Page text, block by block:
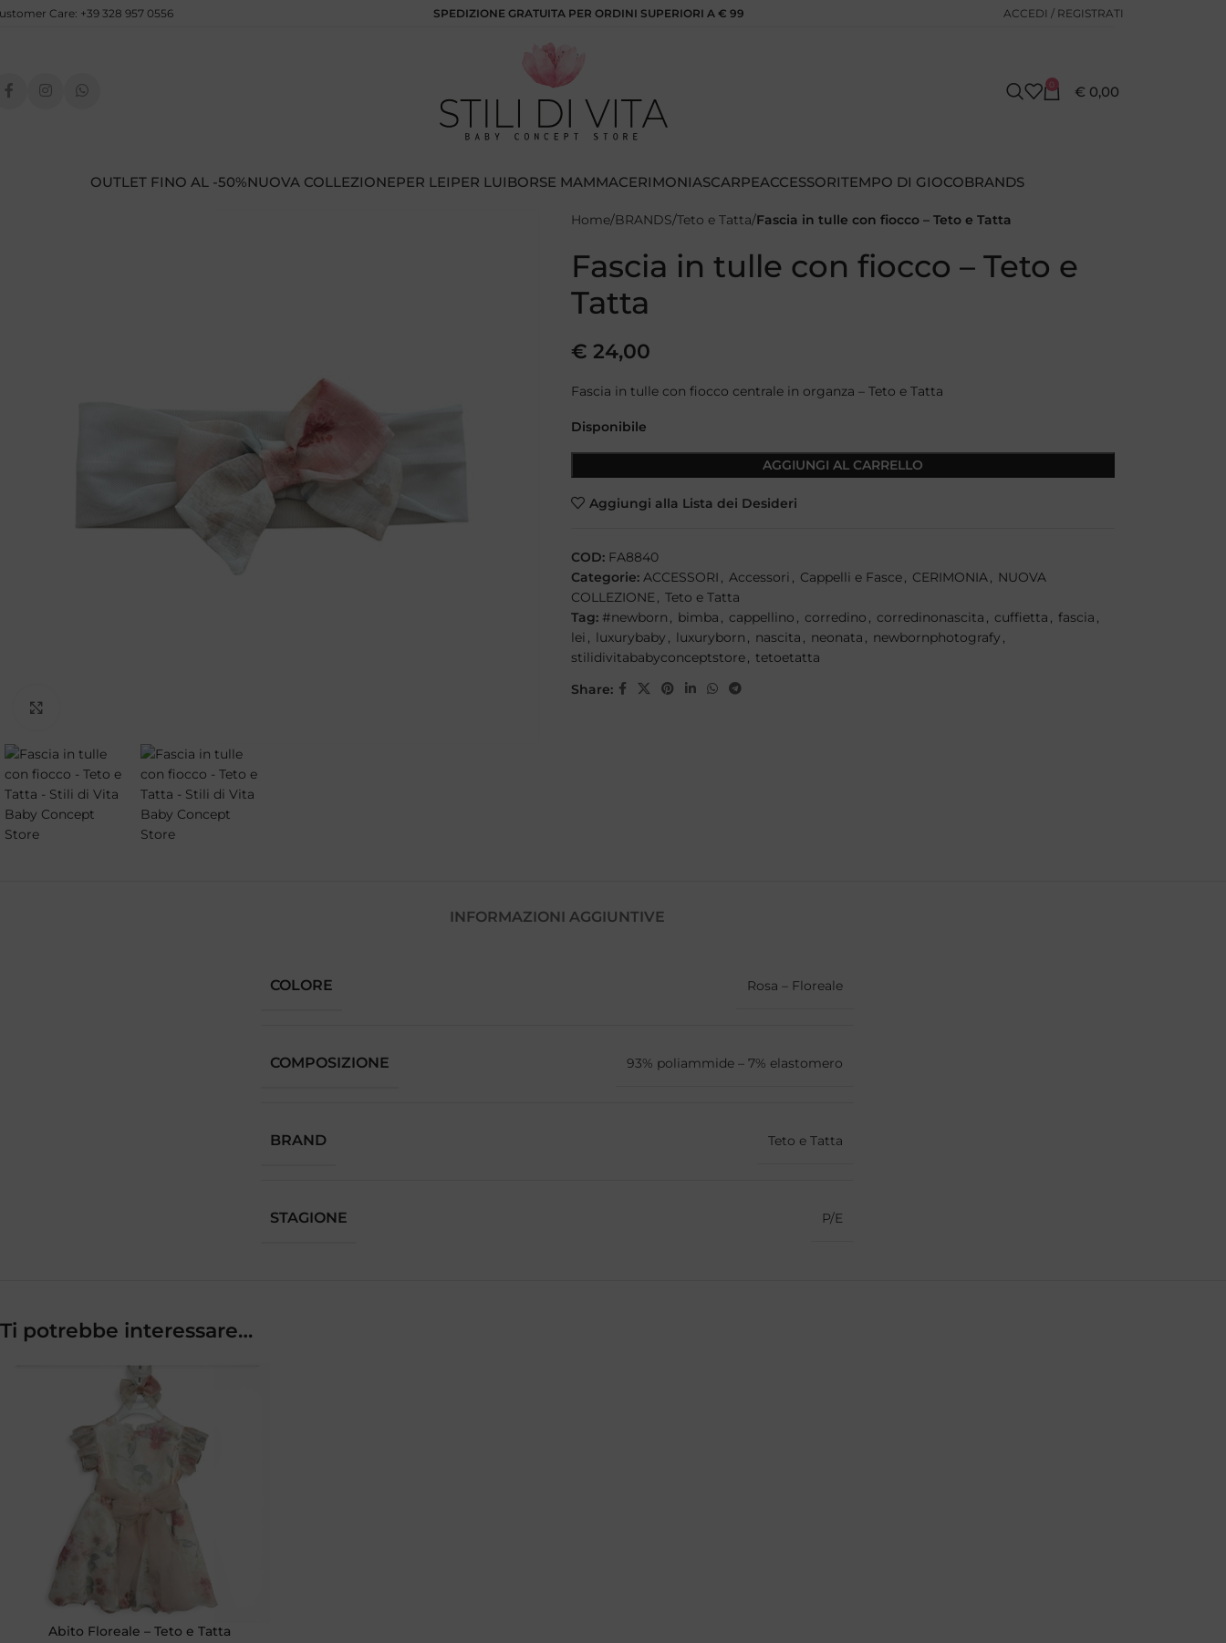
Care: +39 328 957 0556 SPEDIZIONE GRATUITA PER ORDINI SUPERIORI A € 99 ACCEDI / REGISTRATI
0 € 0,00
OUTLET FINO AL -50%NUOVA COLLEZIONEPER LEIPER LUIBORSE MAMMACERIMONIASCARPEACCESSORITEMPO DI GIOCOBRANDS
Home BRANDS Teto e Tatta Fascia in tulle con fiocco – Teto e Tatta
Fascia in tulle con fiocco – Teto e
Tatta
€ 24,00
Fascia in tulle con fiocco centrale in organza – Teto e Tatta
Disponibile
AGGIUNGI AL CARRELLO
Aggiungi alla Lista dei Desideri
COD: FA8840
Categorie: ACCESSORI , Accessori , Cappelli e Fasce, CERIMONIA, NUOVA
COLLEZIONE, Teto e Tatta
Tag: #newborn , bimba , cappellino , corredino , corredinonascita , cuffietta , fascia ,
lei , luxurybaby , luxuryborn , nascita , neonata , newbornphotografy ,
stilidivitababyconceptstore, tetoetatta
Share:
INFORMAZIONI AGGIUNTIVE
COLORE Rosa – Floreale
COMPOSIZIONE 93% poliammide – 7% elastomero
BRAND Teto e Tatta
STAGIONE P/E
Ti potrebbe interessare…
Abito Floreale – Teto e Tatta